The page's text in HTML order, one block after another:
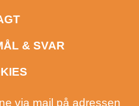
& SVAR
via mail på adressen